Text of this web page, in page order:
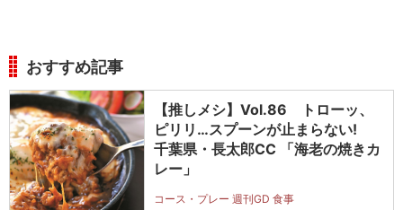
おすすめ記事
【推しメシ】Vol.86 トローッ、
ピリリ…スプーンが止まらない!
千葉県・長太郎CC 「海老の焼きカ
レー」
コース・プレー 週刊GD 食事